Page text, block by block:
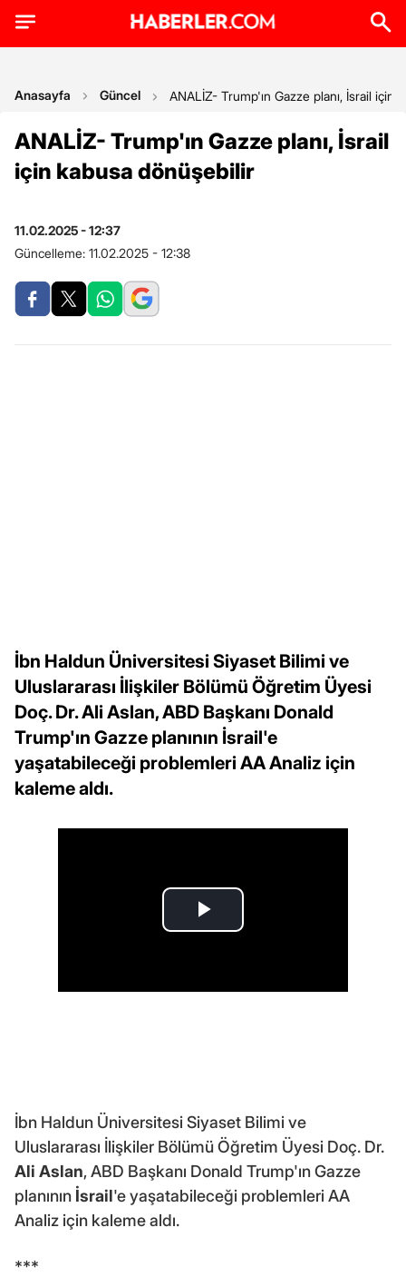
Anasayfa Güncel ANALİZ- Trump'ın Gazze planı, İsrail için
ANALİZ- Trump'ın Gazze planı, İsrail
için kabusa dönüşebilir
11.02.2025 - 12:37
Güncelleme: 11.02.2025 - 12:38
İbn Haldun Üniversitesi Siyaset Bilimi ve
Uluslararası İlişkiler Bölümü Öğretim Üyesi
Doç. Dr. Ali Aslan, ABD Başkanı Donald
Trump'ın Gazze planının İsrail'e
yaşatabileceği problemleri AA Analiz için
kaleme aldı.
İbn Haldun Üniversitesi Siyaset Bilimi ve
Uluslararası İlişkiler Bölümü Öğretim Üyesi Doç. Dr.
Ali Aslan, ABD Başkanı Donald Trump'ın Gazze
planının İsrail'e yaşatabileceği problemleri AA
Analiz için kaleme aldı.
***